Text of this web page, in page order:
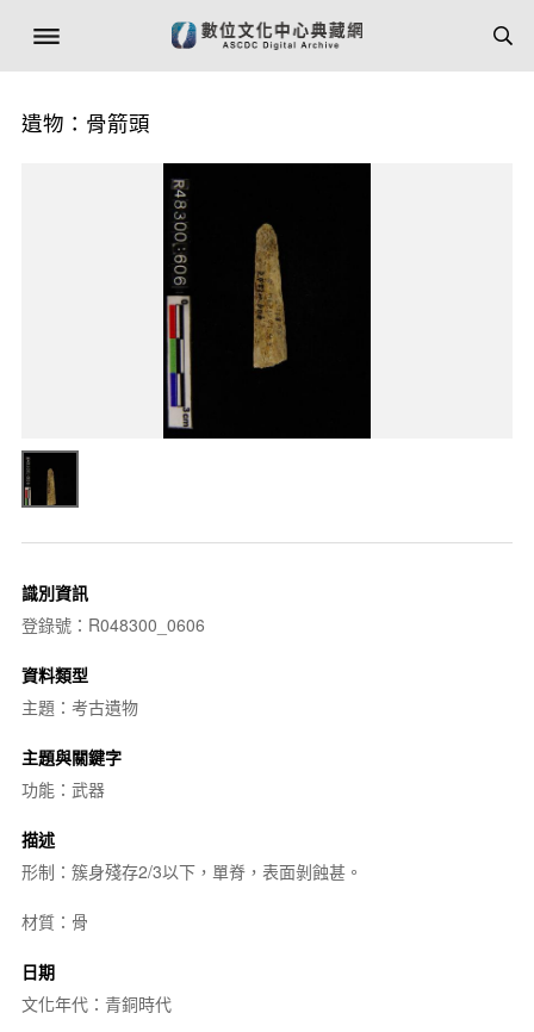
遺物：骨箭頭
識別資訊
登錄號：R048300_0606
資料類型
主題：考古遺物
主題與關鍵字
功能：武器
描述
形制：簇身殘存2/3以下，單脊，表面剝蝕甚。
材質：骨
日期
文化年代：青銅時代